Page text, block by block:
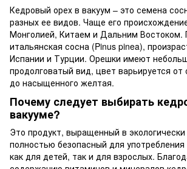
Кедровый орех в вакуум – это семена
разных ее видов. Чаще его
Монголией, Китаем и Дальним Востоком.
итальянская сосна (Pinus pinea),
Испании и Турции. Орешки имеют
продолговатый вид, цвет варьируется от
до насыщенного желтая.
Почему следует выбирать
вакууме?
Это продукт, выращенный в экологически
полностью безопасный для
как для детей, так и для взрослых.